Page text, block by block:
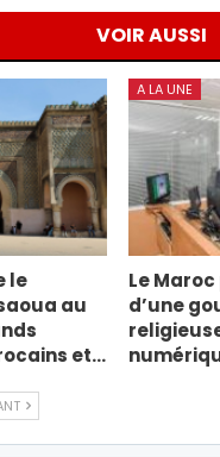
VOIR AUSSI
le
au
et…
A LA UNE
Le
d’une